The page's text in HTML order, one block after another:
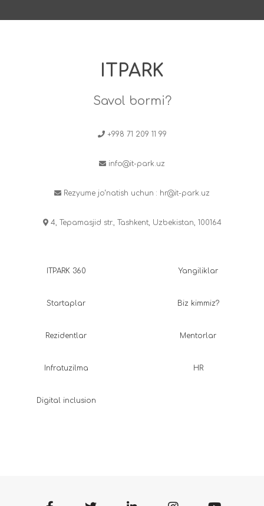
ITPARK
Savol bormi?
+998 71 209 11 99
info@it-park.uz
Rezyume jo‘natish uchun : hr@it-park.uz
4, Tepamasjid str., Tashkent, Uzbekistan, 100164
ITPARK 360
Startaplar
Rezidentlar
Infratuzilma
Digital inclusion
Yangiliklar
Biz kimmiz?
Mentorlar
HR